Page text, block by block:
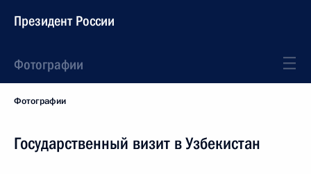
Президент России
Фотографии
Фотографии
Государственный визит в Узбекистан